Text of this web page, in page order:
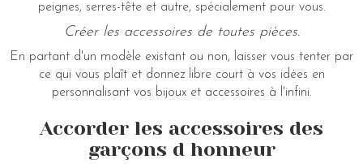
peignes, serres-tête et autre, spécialement pour vous.
Créer les accessoires de toutes pièces.
En partant d'un modèle existant ou non, laisser vous tenter par
ce qui vous plaît et donnez libre court à vos idées en
personnalisant vos bijoux et accessoires à l'infini.
Accorder les accessoires des
garçons d honneur